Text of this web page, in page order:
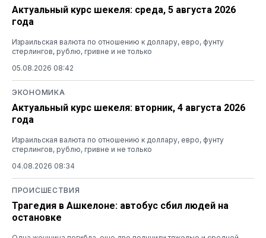
Актуальный курс шекеля: среда, 5 августа 2026
года
Израильская валюта по отношению к доллару, евро, фунту
стерлингов, рублю, гривне и не только
05.08.2026 08:42
ЭКОНОМИКА
Актуальный курс шекеля: вторник, 4 августа 2026
года
Израильская валюта по отношению к доллару, евро, фунту
стерлингов, рублю, гривне и не только
04.08.2026 08:34
ПРОИСШЕСТВИЯ
Трагедия в Ашкелоне: автобус сбил людей на
остановке